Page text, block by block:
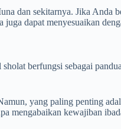
dan sekitarnya. Jika Anda
dapat menyesuaikan
berfungsi sebagai
yang paling penting
mengabaikan kewajiban